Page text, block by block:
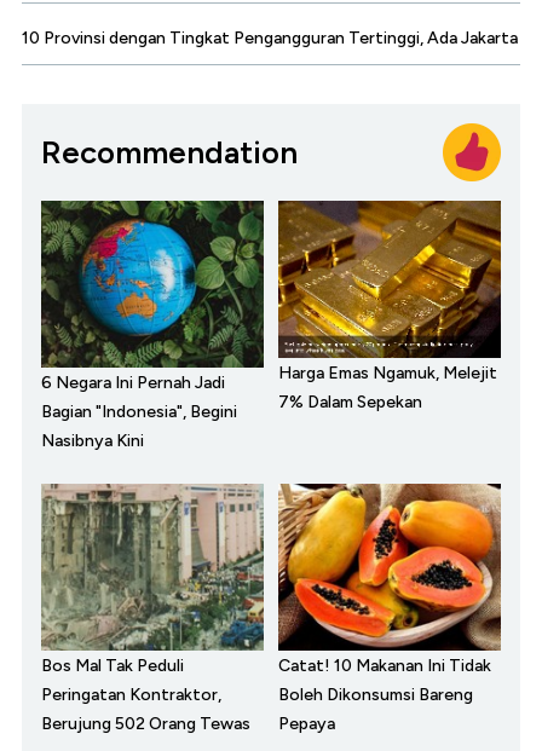
10 Provinsi dengan Tingkat Pengangguran Tertinggi, Ada Jakarta
Recommendation
6 Negara Ini Pernah Jadi
Bagian "Indonesia", Begini
Nasibnya Kini
Harga Emas Ngamuk, Melejit
7% Dalam Sepekan
Bos Mal Tak Peduli
Peringatan Kontraktor,
Berujung 502 Orang Tewas
Catat! 10 Makanan Ini Tidak
Boleh Dikonsumsi Bareng
Pepaya